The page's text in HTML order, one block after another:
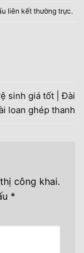
liên kết thường trực.
sinh giá tốt | Đài
loan ghép thanh
công khai.
*